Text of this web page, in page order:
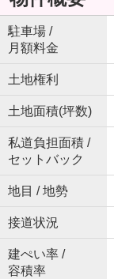
駐車場 /
月額料金
土地権利
土地面積(坪数)
私道負担面積 /
セットバック
地目 / 地勢
接道状況
建ぺい率 /
容積率